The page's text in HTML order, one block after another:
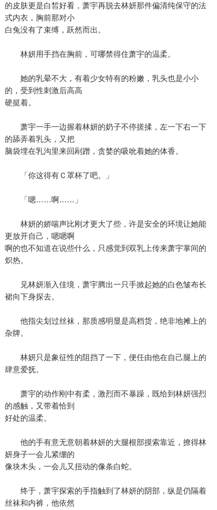
的皮肤更是白皙好看，萧宇再脱去林妍那件偏清纯保守的法
式内衣，胸前那对小
白兔没有了束缚，跃然而出。
林妍用手挡在胸前，可哪禁得住萧宇的温柔。
她的乳晕不大，有着少女特有的粉嫩，乳头也是小小
的，受到性刺激后高高
硬挺着。
萧宇一手一边握着林妍的奶子不停搓揉，左一下右一下
的舔弄着乳头，又把
脑袋埋在乳沟里来回剐蹭，贪婪的吸吮着她的体香。
「你这得有Ｃ罩杯了吧。」
「嗯……啊……」
林妍的娇喘声比刚才更大了些，许是安全的环境让她能
更放开自己，嗯嗯啊
啊的也不知道在说些什么，只感觉到双乳上传来萧宇掌间的
炽热。
见林妍渐入佳境，萧宇腾出一只手掀起她的白色皱布长
裙向下身探去。
他指尖划过丝袜，那质感明显是高档货，绝非地摊上的
杂牌。
林妍只是象征性的阻挡了一下，便任由他在自己腿上的
肆意爱抚。
萧宇的动作刚中有柔，激烈而不暴躁，既给到林妍强烈
的感触，又带着恰到
好处的温柔。
他的手有意无意朝着林妍的大腿根部摸索靠近，撩得林
妍身子一会儿紧绷的
像块木头，一会儿又扭动的像条白蛇。
终于，萧宇探索的手指触到了林妍的阴部，纵是仍隔着
丝袜和内裤，他依然